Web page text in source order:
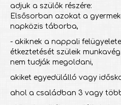
adjuk a szülők részére:
Elsősorban azokat a
napközis táborba,
- akiknek a nappali
étkeztetését szüleik
nem tudják megoldani,
akiket egyedülálló vagy
ahol a családban 3 vagy